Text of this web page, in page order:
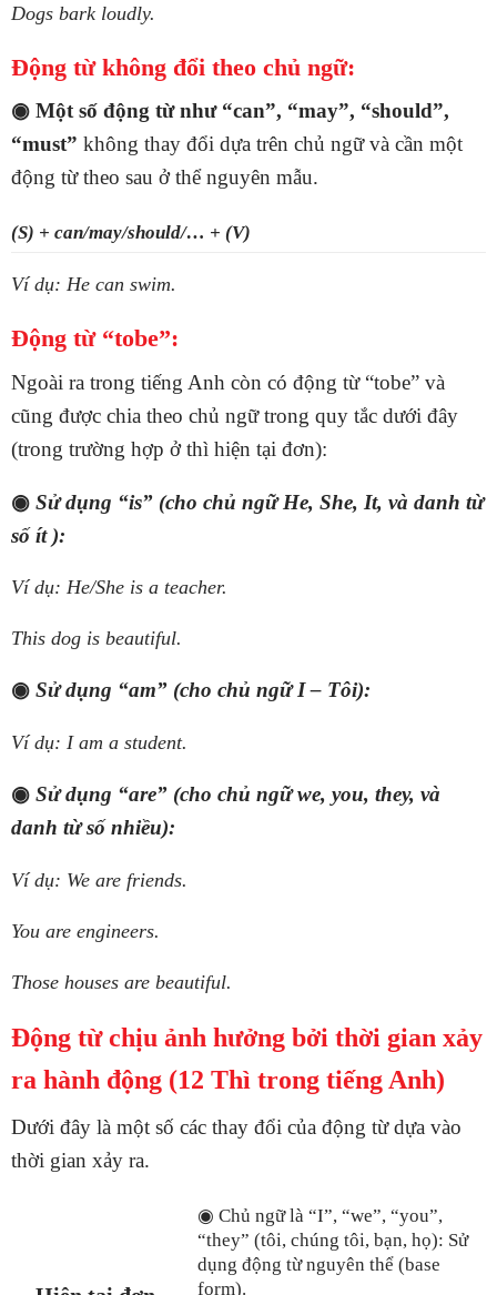
Dogs bark loudly.
Động từ không đổi theo chủ ngữ:
◉ Một số động từ như “can”, “may”, “should”,
“must” không thay đổi dựa trên chủ ngữ và cần một
động từ theo sau ở thể nguyên mẫu.
(S) + can/may/should/… + (V)
Ví dụ: He can swim.
Động từ “tobe”:
Ngoài ra trong tiếng Anh còn có động từ “tobe” và
cũng được chia theo chủ ngữ trong quy tắc dưới đây
(trong trường hợp ở thì hiện tại đơn):
◉ Sử dụng “is” (cho chủ ngữ He, She, It, và danh từ
số ít ):
Ví dụ: He/She is a teacher.
This dog is beautiful.
◉ Sử dụng “am” (cho chủ ngữ I – Tôi):
Ví dụ: I am a student.
◉ Sử dụng “are” (cho chủ ngữ we, you, they, và
danh từ số nhiều):
Ví dụ: We are friends.
You are engineers.
Those houses are beautiful.
Động từ chịu ảnh hưởng bởi thời gian xảy
ra hành động (12 Thì trong tiếng Anh)
Dưới đây là một số các thay đổi của động từ dựa vào
thời gian xảy ra.
◉ Chủ ngữ là “I”, “we”, “you”,
“they” (tôi, chúng tôi, bạn, họ): Sử
dụng động từ nguyên thể (base
form).